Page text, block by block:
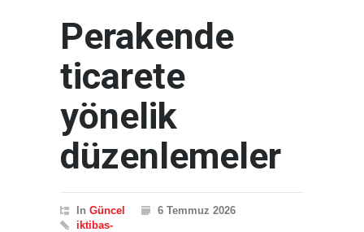
Perakende
ticarete
yönelik
düzenlemeler
In Güncel
6 Temmuz 2026
iktibas-